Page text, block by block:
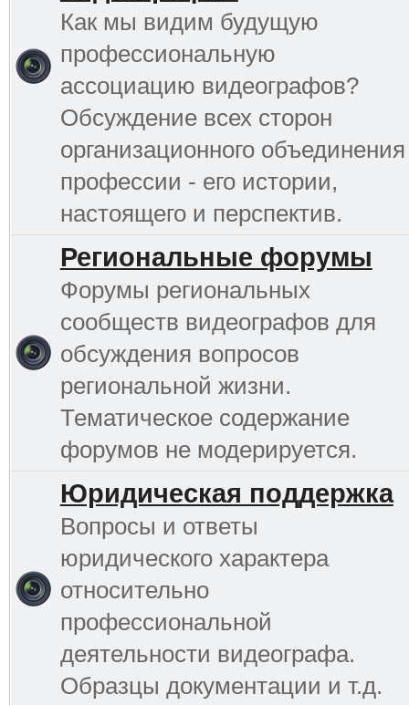
Как мы видим будущую
профессиональную
ассоциацию видеографов?
Обсуждение всех сторон
организационного объединения
профессии - его истории,
настоящего и перспектив.
Региональные форумы
Форумы региональных
сообществ видеографов для
обсуждения вопросов
региональной жизни.
Тематическое содержание
форумов не модерируется.
Юридическая поддержка
Вопросы и ответы
юридического характера
относительно
профессиональной
деятельности видеографа.
Образцы документации и т.д.